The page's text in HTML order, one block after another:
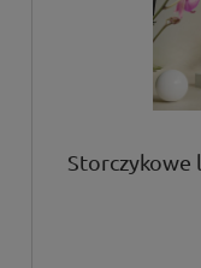
Storczykowe